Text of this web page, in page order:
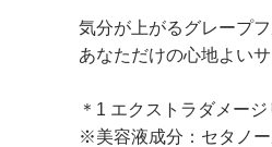
気分が上がるグレープ
あなただけの心地よいサ
＊1 エクストラダメー
※美容液成分：セタノ